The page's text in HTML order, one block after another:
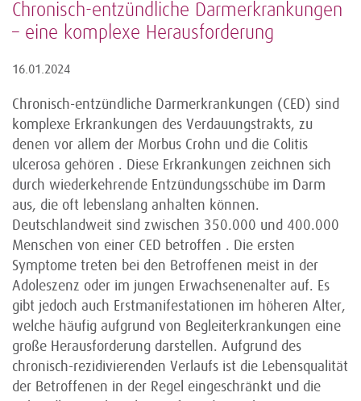
Chronisch-entzündliche Darmerkrankungen
– eine komplexe Herausforderung
16.01.2024
Chronisch-entzündliche Darmerkrankungen (CED) sind
komplexe Erkrankungen des Verdauungstrakts, zu
denen vor allem der Morbus Crohn und die Colitis
ulcerosa gehören . Diese Erkrankungen zeichnen sich
durch wiederkehrende Entzündungsschübe im Darm
aus, die oft lebenslang anhalten können.
Deutschlandweit sind zwischen 350.000 und 400.000
Menschen von einer CED betroffen . Die ersten
Symptome treten bei den Betroffenen meist in der
Adoleszenz oder im jungen Erwachsenenalter auf. Es
gibt jedoch auch Erstmanifestationen im höheren Alter,
welche häufig aufgrund von Begleiterkrankungen eine
große Herausforderung darstellen. Aufgrund des
chronisch-rezidivierenden Verlaufs ist die Lebensqualität
der Betroffenen in der Regel eingeschränkt und die